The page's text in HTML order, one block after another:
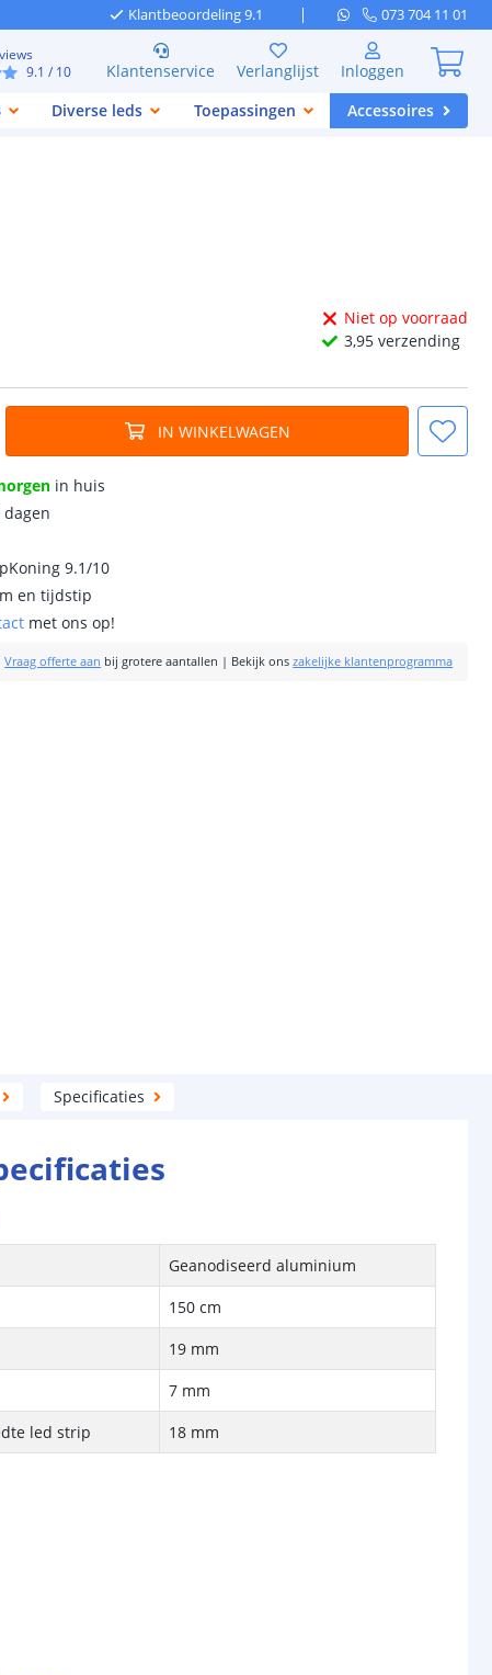
Klantbeoordeling 9.1 073 704 11 01
9.1 / 10 Klantenservice Verlanglijst
Inloggen
Diverse leds Toepassingen Accessoires
Niet op voorraad
3,95 verzending
IN WINKELWAGEN
in huis
9.1/10
en tijdstip
met ons op!
Vraag offerte aan bij grotere aantallen | Bekijk ons zakelijke klantenprogramma
Specificaties
Geanodiseerd aluminium
150 cm
19 mm
7 mm
led strip
18 mm